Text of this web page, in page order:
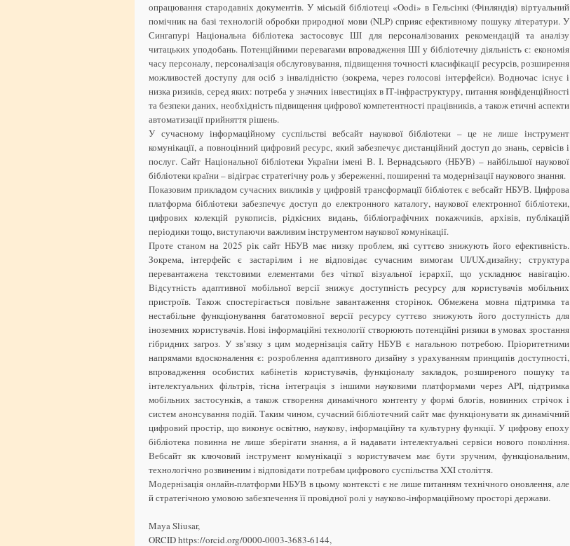
опрацювання стародавніх документів. У міській бібліотеці «Oodi» в Гельсінкі (Фінляндія) віртуальний
помічник на базі технологій обробки природної мови (NLP) сприяє ефективному пошуку літератури. У
Сингапурі Національна бібліотека застосовує ШІ для персоналізованих рекомендацій та аналізу
читацьких уподобань. Потенційними перевагами впровадження ШІ у бібліотечну діяльність є: економія
часу персоналу, персоналізація обслуговування, підвищення точності класифікації ресурсів, розширення
можливостей доступу для осіб з інвалідністю (зокрема, через голосові інтерфейси). Водночас існує і
низка ризиків, серед яких: потреба у значних інвестиціях в ІТ-інфраструктуру, питання конфіденційності
та безпеки даних, необхідність підвищення цифрової компетентності працівників, а також етичні аспекти
автоматизації прийняття рішень.
У сучасному інформаційному суспільстві вебсайт наукової бібліотеки – це не лише інструмент
комунікації, а повноцінний цифровий ресурс, який забезпечує дистанційний доступ до знань, сервісів і
послуг. Сайт Національної бібліотеки України імені В. І. Вернадського (НБУВ) – найбільшої наукової
бібліотеки країни – відіграє стратегічну роль у збереженні, поширенні та модернізації наукового знання.
Показовим прикладом сучасних викликів у цифровій трансформації бібліотек є вебсайт НБУВ. Цифрова
платформа бібліотеки забезпечує доступ до електронного каталогу, наукової електронної бібліотеки,
цифрових колекцій рукописів, рідкісних видань, бібліографічних покажчиків, архівів, публікацій
періодики тощо, виступаючи важливим інструментом наукової комунікації.
Проте станом на 2025 рік сайт НБУВ має низку проблем, які суттєво знижують його ефективність.
Зокрема, інтерфейс є застарілим і не відповідає сучасним вимогам UI/UX-дизайну; структура
перевантажена текстовими елементами без чіткої візуальної ієрархії, що ускладнює навігацію.
Відсутність адаптивної мобільної версії знижує доступність ресурсу для користувачів мобільних
пристроїв. Також спостерігається повільне завантаження сторінок. Обмежена мовна підтримка та
нестабільне функціонування багатомовної версії ресурсу суттєво знижують його доступність для
іноземних користувачів. Нові інформаційні технології створюють потенційні ризики в умовах зростання
гібридних загроз. У зв’язку з цим модернізація сайту НБУВ є нагальною потребою. Пріоритетними
напрямами вдосконалення є: розроблення адаптивного дизайну з урахуванням принципів доступності,
впровадження особистих кабінетів користувачів, функціоналу закладок, розширеного пошуку та
інтелектуальних фільтрів, тісна інтеграція з іншими науковими платформами через API, підтримка
мобільних застосунків, а також створення динамічного контенту у формі блогів, новинних стрічок і
систем анонсування подій. Таким чином, сучасний бібліотечний сайт має функціонувати як динамічний
цифровий простір, що виконує освітню, наукову, інформаційну та культурну функції. У цифрову епоху
бібліотека повинна не лише зберігати знання, а й надавати інтелектуальні сервіси нового покоління.
Вебсайт як ключовий інструмент комунікації з користувачем має бути зручним, функціональним,
технологічно розвиненим і відповідати потребам цифрового суспільства XXI століття.
Модернізація онлайн-платформи НБУВ в цьому контексті є не лише питанням технічного оновлення, але
й стратегічною умовою забезпечення її провідної ролі у науково-інформаційному просторі держави.
Maya Sliusar,
ORCID https://orcid.org/0000-0003-3683-6144,